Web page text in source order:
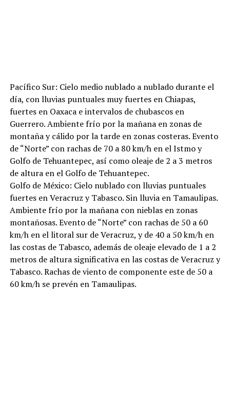
Pacífico Sur: Cielo medio nublado a nublado durante el
día, con lluvias puntuales muy fuertes en Chiapas,
fuertes en Oaxaca e intervalos de chubascos en
Guerrero. Ambiente frío por la mañana en zonas de
montaña y cálido por la tarde en zonas costeras. Evento
de “Norte” con rachas de 70 a 80 km/h en el Istmo y
Golfo de Tehuantepec, así como oleaje de 2 a 3 metros
de altura en el Golfo de Tehuantepec.
Golfo de México: Cielo nublado con lluvias puntuales
fuertes en Veracruz y Tabasco. Sin lluvia en Tamaulipas.
Ambiente frío por la mañana con nieblas en zonas
montañosas. Evento de “Norte” con rachas de 50 a 60
km/h en el litoral sur de Veracruz, y de 40 a 50 km/h en
las costas de Tabasco, además de oleaje elevado de 1 a 2
metros de altura significativa en las costas de Veracruz y
Tabasco. Rachas de viento de componente este de 50 a
60 km/h se prevén en Tamaulipas.